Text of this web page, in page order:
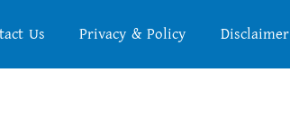
Us Privacy & Policy Disclaimer